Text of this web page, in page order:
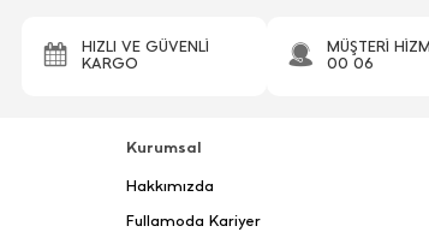
HIZLI VE GÜVENLİ
KARGO
MÜŞTERİ
00 06
Kurumsal
Hakkımızda
Fullamoda Kariyer